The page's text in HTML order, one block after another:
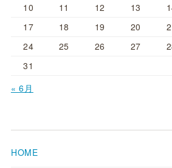
10
11 12 13
17
18 19 20
24
25 26 27
31
« 6月
HOME